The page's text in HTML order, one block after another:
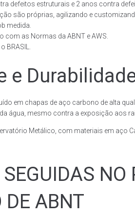
defeitos estruturais e 2 anos contra
são próprias, agilizando e
medida.
com as Normas da ABNT e AWS.
BRASIL.
e
em chapas de aço carbono de alta
água, mesmo contra a exposição aos
Metálico, com materiais em aço
DE ABNT